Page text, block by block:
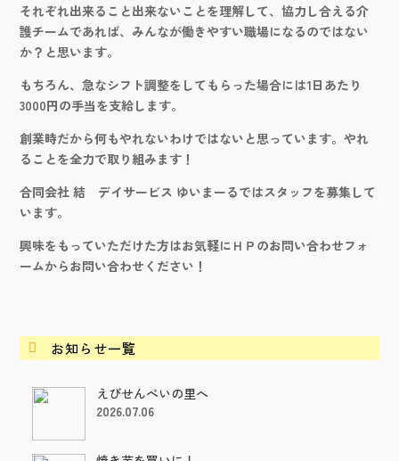
それぞれ出来ること出来ないことを理解して、協力し合える介
護チームであれば、みんなが働きやすい職場になるのではない
か？と思います。
もちろん、急なシフト調整をしてもらった場合には1日あたり
3000円の手当を支給します。
創業時だから何もやれないわけではないと思っています。やれ
ることを全力で取り組みます！
合同会社 結 デイサービス ゆいまーるではスタッフを募集して
います。
興味をもっていただけた方はお気軽にＨＰのお問い合わせフォ
ームからお問い合わせください！
 お知らせ一覧
えびせんべいの里へ
2026.07.06